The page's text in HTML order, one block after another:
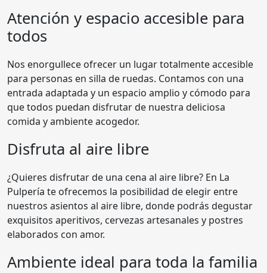
Atención y espacio accesible para
todos
Nos enorgullece ofrecer un lugar totalmente accesible
para personas en silla de ruedas. Contamos con una
entrada adaptada y un espacio amplio y cómodo para
que todos puedan disfrutar de nuestra deliciosa
comida y ambiente acogedor.
Disfruta al aire libre
¿Quieres disfrutar de una cena al aire libre? En La
Pulpería te ofrecemos la posibilidad de elegir entre
nuestros asientos al aire libre, donde podrás degustar
exquisitos aperitivos, cervezas artesanales y postres
elaborados con amor.
Ambiente ideal para toda la familia